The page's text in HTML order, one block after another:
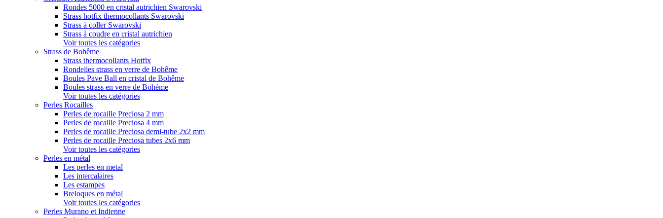
Rondes 5000 en cristal autrichien Swarovski
Strass hotfix thermocollants Swarovski
Strass à coller Swarovski
Strass à coudre en cristal autrichien
Voir toutes les catégories
Strass de Bohême
Strass thermocollants Hotfix
Rondelles strass en verre de Bohême
Boules Pave Ball en cristal de Bohême
Boules strass en verre de Bohème
Voir toutes les catégories
Perles Rocailles
Perles de rocaille Preciosa 2 mm
Perles de rocaille Preciosa 4 mm
Perles de rocaille Preciosa demi-tube 2x2 mm
Perles de rocaille Preciosa tubes 2x6 mm
Voir toutes les catégories
Perles en métal
Les perles en metal
Les intercalaires
Les estampes
Breloques en métal
Voir toutes les catégories
Perles Murano et Indienne